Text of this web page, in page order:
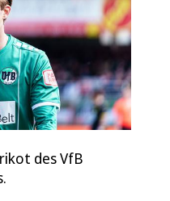
des VfB